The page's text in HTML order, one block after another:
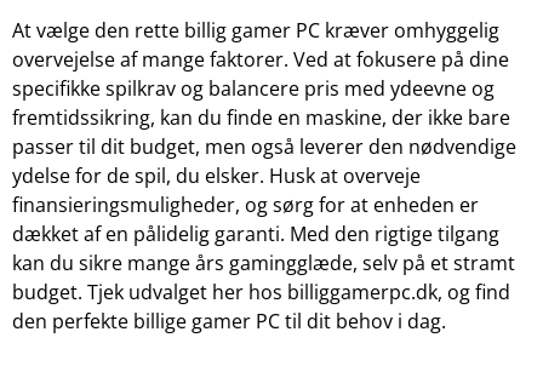
At vælge den rette billig gamer PC kræver omhyggelig
overvejelse af mange faktorer. Ved at fokusere på dine
specifikke spilkrav og balancere pris med ydeevne og
fremtidssikring, kan du finde en maskine, der ikke bare
passer til dit budget, men også leverer den nødvendige
ydelse for de spil, du elsker. Husk at overveje
finansieringsmuligheder, og sørg for at enheden er
dækket af en pålidelig garanti. Med den rigtige tilgang
kan du sikre mange års gamingglæde, selv på et stramt
budget. Tjek udvalget her hos billiggamerpc.dk, og find
den perfekte billige gamer PC til dit behov i dag.